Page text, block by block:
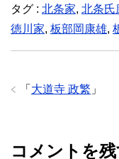
タグ : 北条家, 北条氏
徳川家, 板部岡康雄,
「 大道寺 政繁 」
コメントを